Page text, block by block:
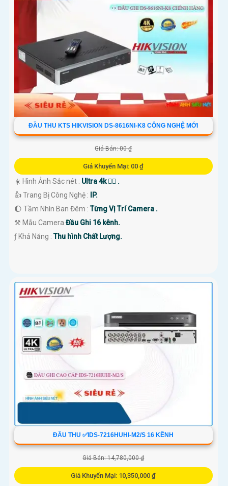
Nơi mua Camera Hikvision giá rẻ
Nếu bạn quan tâm đến việc lắp Camera Hikvision với giá ưu đãi, hãy đến
ngay cửa hàng chuyên cung cấp sản phẩm an ninh uy tín. Với đội ngũ
nhân viên chuyên nghiệp, bạn sẽ được tư vấn cụ thể về sản phẩm phù
hợp với nhu cầu của mình.
Camera Hikvision không chỉ mang đến sự an toàn và bảo vệ cho ngôi
nhà hoặc doanh nghiệp của bạn, mà còn là lựa chọn thông minh với giá
cả phải chăng và hình ảnh chất lượng sắc nét. Hãy đầu tư vào an ninh và
yên tâm hơn với Camera Hikvision!
Hy vọng rằng bài viết giới thiệu trên sẽ giúp bạn thu hút được khách
hàng quan tâm đến sản phẩm Camera Hikvision giá rẻ và chất lượng.
ĐẦU THU KTS HIKVISION DS-8616NI-K8 CÔNG NGHỆ MỚI
Giá Bán: 00 ₫
Giá Khuyến Mại: 00 ₫
☀️ Hình Ảnh Sắc nét : Ultra 4k 👍🏾 .
👍 Trang Bị Công Nghệ :
IP.
🌔 Tầm Nhìn Ban Đêm :Từng Vị Trí Camera .
⚒ Mẫu Camera Đầu Ghi 16 kênh.
️ƒ Khả Năng :Thu hình Chất Lượng.
ĐẦU THU ✅IDS-7216HUHI-M2/S 16 KÊNH
Giá Bán: 14,780,000 ₫
Giá Khuyến Mại: 10,350,000 ₫